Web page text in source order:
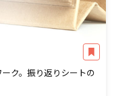
ク。振り返りシートの